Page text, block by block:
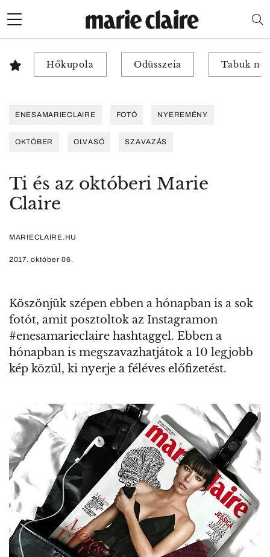
Hőkupola Odüsszeia Tabuk
ENESAMARIECLAIRE FOTÓ NYEREMÉNY
OKTÓBER OLVASÓ SZAVAZÁS
Ti és az októberi Marie
Claire
MARIECLAIRE.HU
2017. október 06.
Köszönjük szépen ebben a hónapban is a sok
fotót, amit posztoltok az Instagramon
#enesamarieclaire hashtaggel. Ebben a
hónapban is megszavazhatjátok a 10 legjobb
kép közül, ki nyerje a féléves előfizetést.